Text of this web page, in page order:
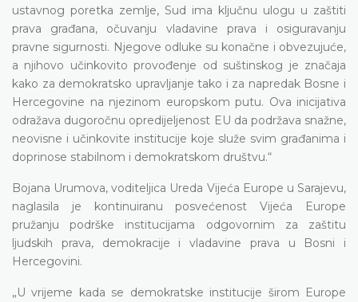
ustavnog poretka zemlje, Sud ima ključnu ulogu u zaštiti
prava građana, očuvanju vladavine prava i osiguravanju
pravne sigurnosti. Njegove odluke su konačne i obvezujuće,
a njihovo učinkovito provođenje od suštinskog je značaja
kako za demokratsko upravljanje tako i za napredak Bosne i
Hercegovine na njezinom europskom putu. Ova inicijativa
odražava dugoročnu opredijeljenost EU da podržava snažne,
neovisne i učinkovite institucije koje služe svim građanima i
doprinose stabilnom i demokratskom društvu.“
Bojana Urumova, voditeljica Ureda Vijeća Europe u Sarajevu,
naglasila je kontinuiranu posvećenost Vijeća Europe
pružanju podrške institucijama odgovornim za zaštitu
ljudskih prava, demokracije i vladavine prava u Bosni i
Hercegovini.
„U vrijeme kada se demokratske institucije širom Europe